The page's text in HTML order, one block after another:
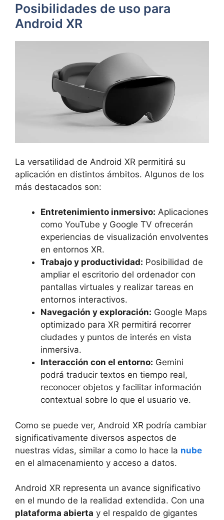
Posibilidades de uso para
Android XR
La versatilidad de Android XR permitirá su
aplicación en distintos ámbitos. Algunos de los
más destacados son:
Entretenimiento inmersivo: Aplicaciones
como YouTube y Google TV ofrecerán
experiencias de visualización envolventes
en entornos XR.
Trabajo y productividad: Posibilidad de
ampliar el escritorio del ordenador con
pantallas virtuales y realizar tareas en
entornos interactivos.
Navegación y exploración: Google Maps
optimizado para XR permitirá recorrer
ciudades y puntos de interés en vista
inmersiva.
Interacción con el entorno: Gemini
podrá traducir textos en tiempo real,
reconocer objetos y facilitar información
contextual sobre lo que el usuario ve.
Como se puede ver, Android XR podría cambiar
significativamente diversos aspectos de
nuestras vidas, similar a como lo hace la nube
en el almacenamiento y acceso a datos.
Android XR representa un avance significativo
en el mundo de la realidad extendida. Con una
plataforma abierta y el respaldo de gigantes